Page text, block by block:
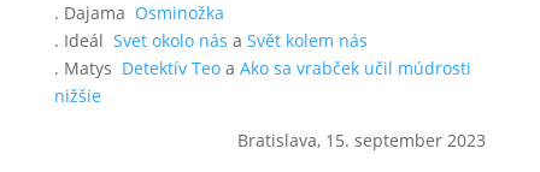
. Dajama Osminožka
. Ideál Svet okolo nás a Svět kolem nás
. Matys Detektív Teoa Ako sa vrabček učil múdrosti
nižšie
Bratislava, 15. september 2023